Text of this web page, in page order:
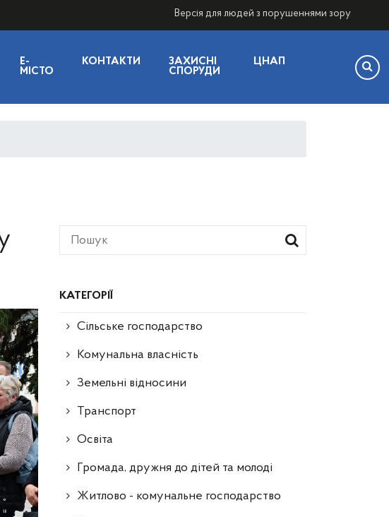
Версія для людей з порушеннями зору
E-
МІСТО
КОНТАКТИ
ЗАХИСНІ
СПОРУДИ
ЦНАП
КАТЕГОРІЇ
Сільське господарство
Комунальна власність
Земельні відносини
Транспорт
Освіта
Громада, дружня до дітей та молоді
Житлово - комунальне господарство